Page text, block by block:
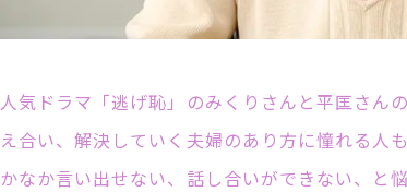
人気ドラマ「逃げ恥」のみくりさんと平匡さん
え合い、解決していく夫婦のあり方に憧れる人
かなか言い出せない、話し合いができない、と